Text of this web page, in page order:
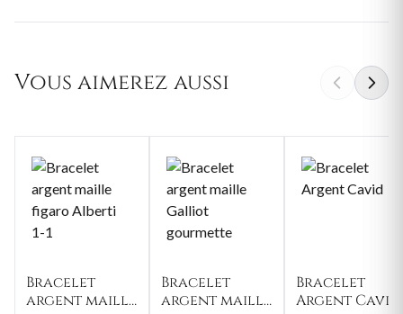
Vous aimerez aussi
Bracelet
argent maille
Bracelet
argent maille
Bracelet
Argent Cavid